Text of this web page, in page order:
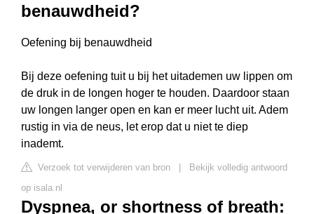
benauwdheid?
Oefening bij benauwdheid
Bij deze oefening tuit u bij het uitademen uw lippen om
de druk in de longen hoger te houden. Daardoor staan
uw longen langer open en kan er meer lucht uit. Adem
rustig in via de neus, let erop dat u niet te diep
inademt.
Verzoek tot verwijderen van bron
Bekijk volledig antwoord
op isala.nl
Dyspnea, or shortness of breath: